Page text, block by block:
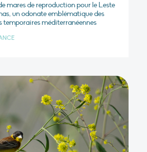
mares de reproduction pour le Leste
un odonate emblématique des
temporaires méditerranéennes